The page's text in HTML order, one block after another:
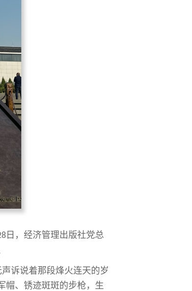
日，经济管理出版社党总
诉说着那段烽火连天的岁
帽、锈迹斑斑的步枪，生